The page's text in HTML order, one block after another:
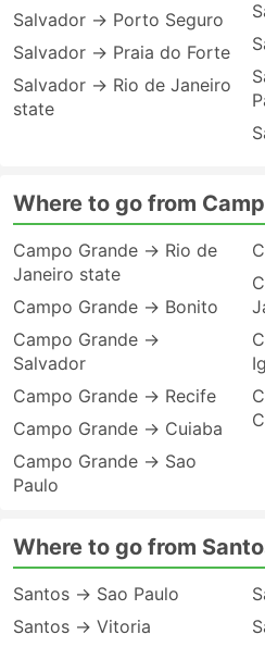
Salvador → Porto Seguro
Salvador → Praia do Forte
Salvador → Rio de Janeiro
state
Where to go from
Campo Grande → Rio de
Janeiro state
Campo Grande → Bonito
Campo Grande →
Salvador
Campo Grande → Recife
Campo Grande → Cuiaba
Campo Grande → Sao
Paulo
Where to go from
Santos → Sao Paulo
Santos → Vitoria